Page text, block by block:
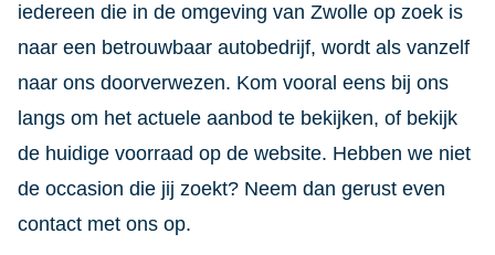
iedereen die in de omgeving van Zwolle op zoek is
naar een betrouwbaar autobedrijf, wordt als vanzelf
naar ons doorverwezen. Kom vooral eens bij ons
langs om het actuele aanbod te bekijken, of bekijk
de huidige voorraad op de website. Hebben we niet
de occasion die jij zoekt? Neem dan gerust even
contact met ons op.